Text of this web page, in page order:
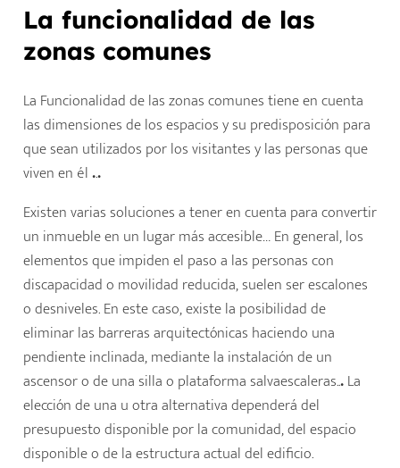
La funcionalidad de las
zonas comunes
La Funcionalidad de las zonas comunes tiene en cuenta
las dimensiones de los espacios y su predisposición para
que sean utilizados por los visitantes y las personas que
viven en él...
Existen varias soluciones a tener en cuenta para convertir
un inmueble en un lugar más accesible… En general, los
elementos que impiden el paso a las personas con
discapacidad o movilidad reducida, suelen ser escalones
o desniveles. En este caso, existe la posibilidad de
eliminar las barreras arquitectónicas haciendo una
pendiente inclinada, mediante la instalación de un
ascensor o de una silla o plataforma salvaescaleras...La
elección de una u otra alternativa dependerá del
presupuesto disponible por la comunidad, del espacio
disponible o de la estructura actual del edificio.